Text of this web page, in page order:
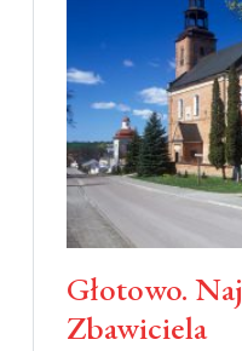
Głotowo.
Zbawiciela